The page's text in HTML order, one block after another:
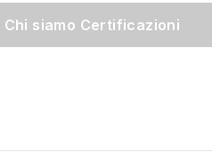
Chi siamo Certificazioni